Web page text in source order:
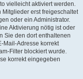
vielleicht aktiviert werden.
erst freigeschaltet
oder ein Administrator.
Aktivierung nötig ist oder
Sie den dort enthaltenen
Mail-Adresse korrekt
Filter blockiert wurde.
korrekt eingegeben